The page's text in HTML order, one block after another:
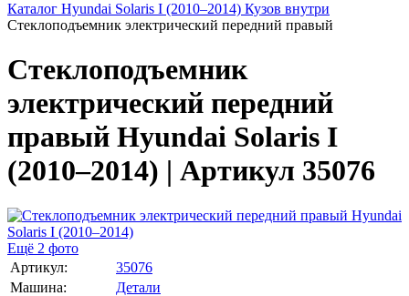
Каталог Hyundai Solaris I (2010–2014) Кузов внутри
Стеклоподъемник электрический передний правый
Стеклоподъемник
электрический передний
правый Hyundai Solaris I
(2010–2014) | Артикул 35076
Ещё 2 фото
Артикул:
35076
Машина:
Детали